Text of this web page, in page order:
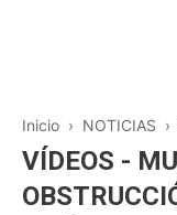
Inicio › NOTICIAS ›
VÍDEOS -